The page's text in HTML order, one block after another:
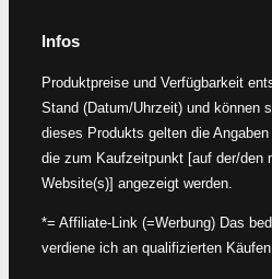
Infos
Produktpreise und Verfügbarkeit
Stand (Datum/Uhrzeit) und können
dieses Produkts gelten die
die zum Kaufzeitpunkt [auf der/den
Website(s)] angezeigt werden.
*= Affiliate-Link (=Werbung) Das
verdiene ich an qualifizierten Käufen.